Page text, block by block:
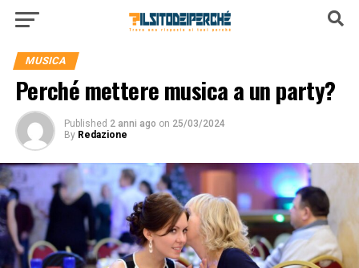
MUSICA
Perché mettere musica a un party?
Published 2 anni ago on 25/03/2024
By Redazione